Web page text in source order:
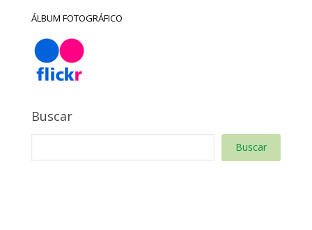
ÁLBUM FOTOGRÁFICO
Buscar
Buscar